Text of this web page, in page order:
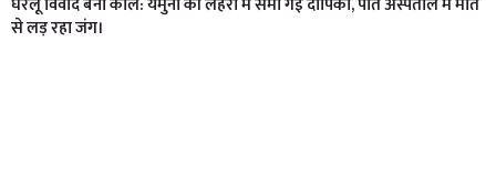
से लड़ रहा जंग।